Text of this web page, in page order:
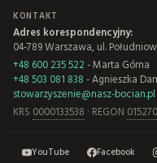
KONTAKT
Adres korespondencyjny:
04-789 Warszawa, ul.
+48 600 235 522- Marta Górna
+48 503 081 838 - Agnieszka
stowarzyszenie@nasz-bocian.pl
KRS 0000133538 · REGON
YouTube Facebook